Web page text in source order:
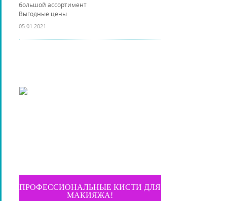
большой ассортимент
Выгодные цены
05.01.2021
ПРОФЕССИОНАЛЬНЫЕ КИСТИ ДЛЯ
МАКИЯЖА!